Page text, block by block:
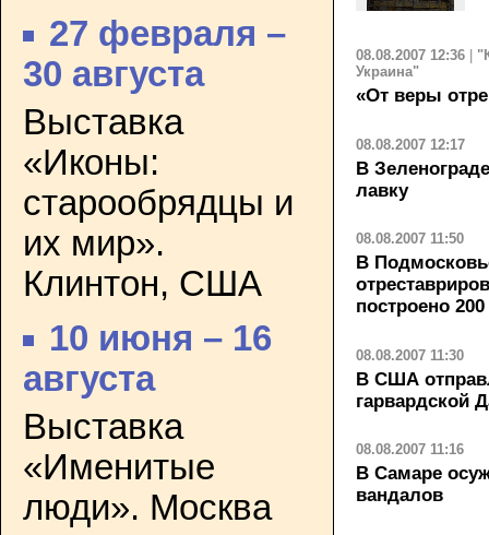
27 февраля –
30 августа
Выставка
«Иконы:
старообрядцы и
их мир».
Клинтон, США
10 июня – 16
августа
Выставка
«Именитые
люди». Москва
08.08.2007 12:36
Украина"
«От веры
08.08.2007 12:17
В
лавку
08.08.2007 11:50
В
построено
08.08.2007 11:30
В США
гарвардской
08.08.2007 11:16
В Самаре
вандалов